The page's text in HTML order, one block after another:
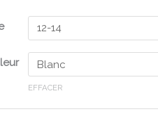
EFFACER